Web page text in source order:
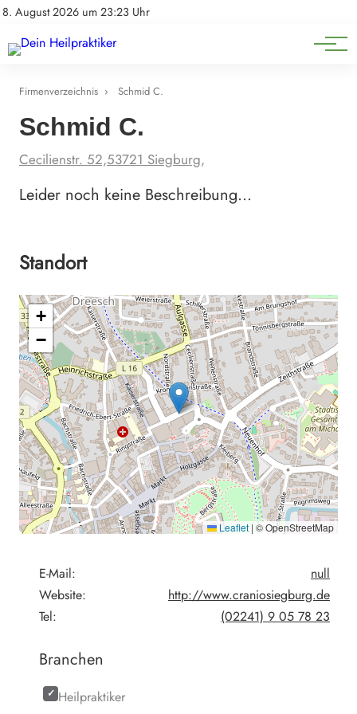
8. August 2026 um 23:23 Uhr
Impressum
Natürliche Medizin
Heilpflanzen & Kräuterkunde
Firmenverzeichnis › Schmid C.
Schmid C.
Cecilienstr. 52,53721 Siegburg,
Leider noch keine Beschreibung…
Standort
+
−
Leaflet | © OpenStreetMap
E-Mail:
null
Website:
http://www.craniosiegburg.de
Tel:
(02241) 9 05 78 23
Branchen
Heilpraktiker